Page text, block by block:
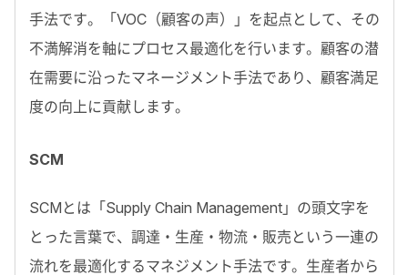
手法です。「VOC（顧客の声）」を起点として、その
不満解消を軸にプロセス最適化を行います。顧客の潜
在需要に沿ったマネージメント手法であり、顧客満足
度の向上に貢献します。
SCM
SCMとは「Supply Chain Management」の頭文字を
とった言葉で、調達・生産・物流・販売という一連の
流れを最適化するマネジメント手法です。生産者から